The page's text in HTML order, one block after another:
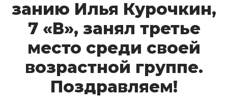
за­нию Илья Ку­роч­кин,
7 «В», за­нял третье
мес­то сре­ди сво­ей
воз­рас­тной груп­пе.
Поз­драв­ля­ем!